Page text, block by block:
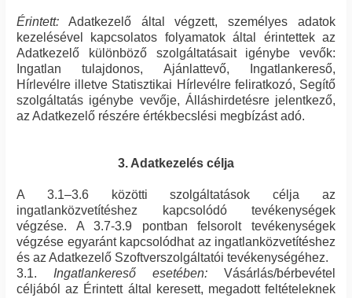
Érintett: Adatkezelő által végzett, személyes adatok
kezelésével kapcsolatos folyamatok által érintettek az
Adatkezelő különböző szolgáltatásait igénybe vevők:
Ingatlan tulajdonos, Ajánlattevő, Ingatlankereső,
Hírlevélre illetve Statisztikai Hírlevélre feliratkozó, Segítő
szolgáltatás igénybe vevője, Álláshirdetésre jelentkező,
az Adatkezelő részére értékbecslési megbízást adó.
3. Adatkezelés célja
A 3.1–3.6 közötti szolgáltatások célja az
ingatlanközvetítéshez kapcsolódó tevékenységek
végzése. A 3.7-3.9 pontban felsorolt tevékenységek
végzése egyaránt kapcsolódhat az ingatlanközvetítéshez
és az Adatkezelő Szoftverszolgáltatói tevékenységéhez.
3.1. Ingatlankereső esetében: Vásárlás/bérbevétel
céljából az Érintett által keresett, megadott feltételeknek